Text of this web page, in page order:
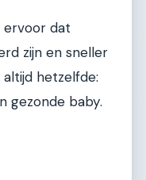
ervoor dat
zijn en sneller
hetzelfde:
gezonde baby.